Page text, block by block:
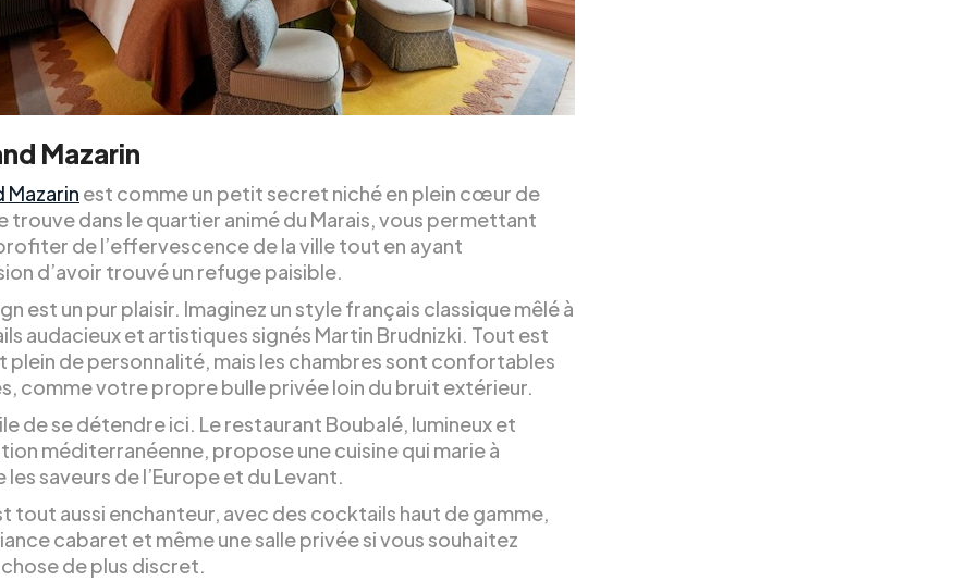
Mazarin
Mazarin est comme un petit secret niché en plein cœur de
trouve dans le quartier animé du Marais, vous permettant
de l’effervescence de la ville tout en ayant
d’avoir trouvé un refuge paisible.
est un pur plaisir. Imaginez un style français classique mêlé à
audacieux et artistiques signés Martin Brudnizki. Tout est
plein de personnalité, mais les chambres sont confortables
comme votre propre bulle privée loin du bruit extérieur.
de se détendre ici. Le restaurant Boubalé, lumineux et
méditerranéenne, propose une cuisine qui marie à
les saveurs de l’Europe et du Levant.
tout aussi enchanteur, avec des cocktails haut de gamme,
cabaret et même une salle privée si vous souhaitez
de plus discret.